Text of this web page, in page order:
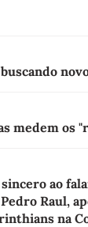
medem os
ao
Raul,
na